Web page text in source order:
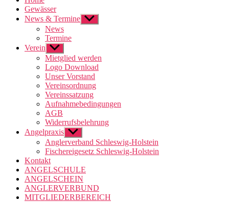
Gewässer
News & Termine Untermenü
anzeigen
News
Termine
Verein Untermenü
anzeigen
Mietglied werden
Logo Download
Unser Vorstand
Vereinsordnung
Vereinssatzung
Aufnahmebedingungen
AGB
Widerrufsbelehrung
Angelpraxis Untermenü
anzeigen
Anglerverband Schleswig-Holstein
Fischereigesetz Schleswig-Holstein
Kontakt
ANGELSCHULE
ANGELSCHEIN
ANGLERVERBUND
MITGLIEDERBEREICH